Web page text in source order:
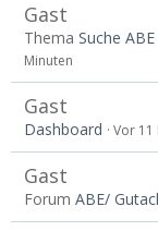
Gast
Thema Suche
Minuten
Gast
Dashboard Vor 11
Gast
Forum ABE/